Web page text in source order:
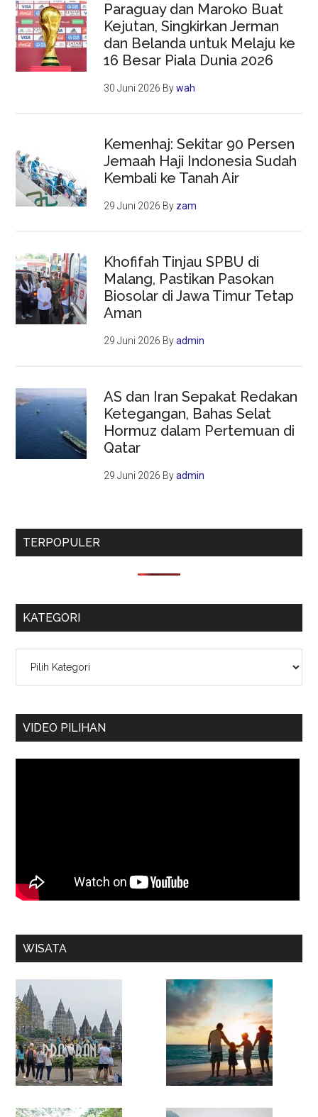
Paraguay dan Maroko Buat
Kejutan, Singkirkan Jerman
dan Belanda untuk Melaju ke
16 Besar Piala Dunia 2026
30 Juni 2026 Bywah
Kemenhaj: Sekitar 90 Persen
Jemaah Haji Indonesia Sudah
Kembali ke Tanah Air
29 Juni 2026 By zam
Khofifah Tinjau SPBU di
Malang, Pastikan Pasokan
Biosolar di Jawa Timur Tetap
Aman
29 Juni 2026 Byadmin
AS dan Iran Sepakat Redakan
Ketegangan, Bahas Selat
Hormuz dalam Pertemuan di
Qatar
29 Juni 2026 Byadmin
TERPOPULER
KATEGORI
VIDEO PILIHAN
WISATA